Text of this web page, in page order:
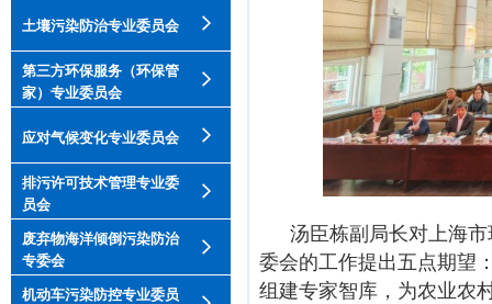
土壤污染防治专业委员会
第三方环保服务（环保管
家）专业委员会
应对气候变化专业委员会
排污许可技术管理专业委
员会
废弃物海洋倾倒污染防治
专委会
机动车污染防控专业委员
汤臣栋副局长对上海
委会的工作提出五点期望
组建专家智库，为农业农